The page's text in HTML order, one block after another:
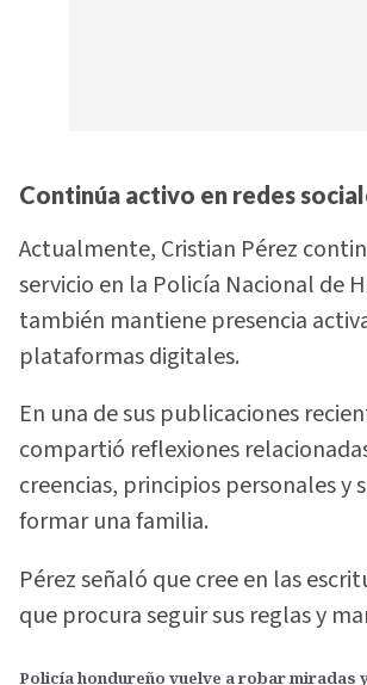
Continúa activo en redes
Actualmente, Cristian Pérez
servicio en la Policía Nacional de
también mantiene presencia
plataformas digitales.
En una de sus publicaciones
compartió reflexiones
creencias, principios personales y
formar una familia.
Pérez señaló que cree en las
que procura seguir sus reglas y
Policía hondureño vuelve a robar miradas